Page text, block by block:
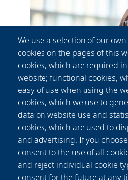
Patricia
Communication
+49-(0) 511
presse@lzh.de
We use a selection of our
cookies on the pages of this
cookies, which are required
website; functional cookies,
easy of use when using the
cookies, which we use to
data on website use and
cookies, which are used to
and advertising. If you choose
consent to the use of all
and reject individual cookie
consent for the future at any